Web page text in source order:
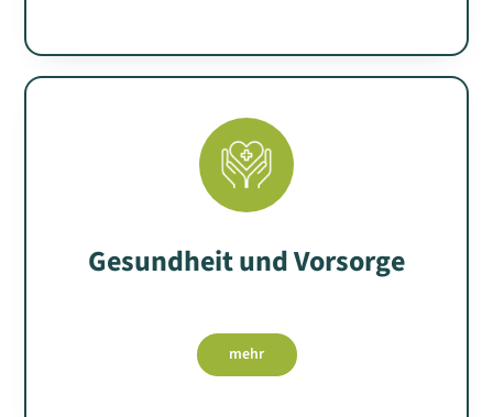
Gesundheit und Vorsorge
mehr